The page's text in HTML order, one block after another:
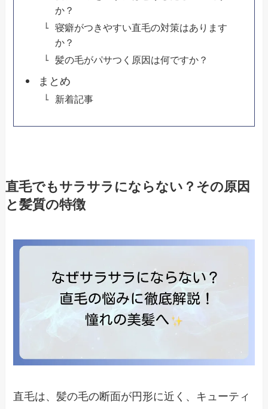
か？
寝癖がつきやすい直毛の対策はあります
か？
髪の毛がパサつく原因は何ですか？
まとめ
新着記事
直毛でもサラサラにならない？その原因
と髪質の特徴
直毛は、髪の毛の断面が円形に近く、キューティ